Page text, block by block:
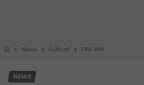
News Fußball FIFA WM
NEWS